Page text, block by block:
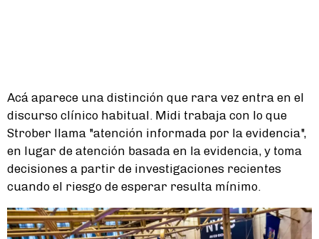
Acá aparece una distinción que rara vez entra en el
discurso clínico habitual. Midi trabaja con lo que
Strober llama "atención informada por la evidencia",
en lugar de atención basada en la evidencia, y toma
decisiones a partir de investigaciones recientes
cuando el riesgo de esperar resulta mínimo.